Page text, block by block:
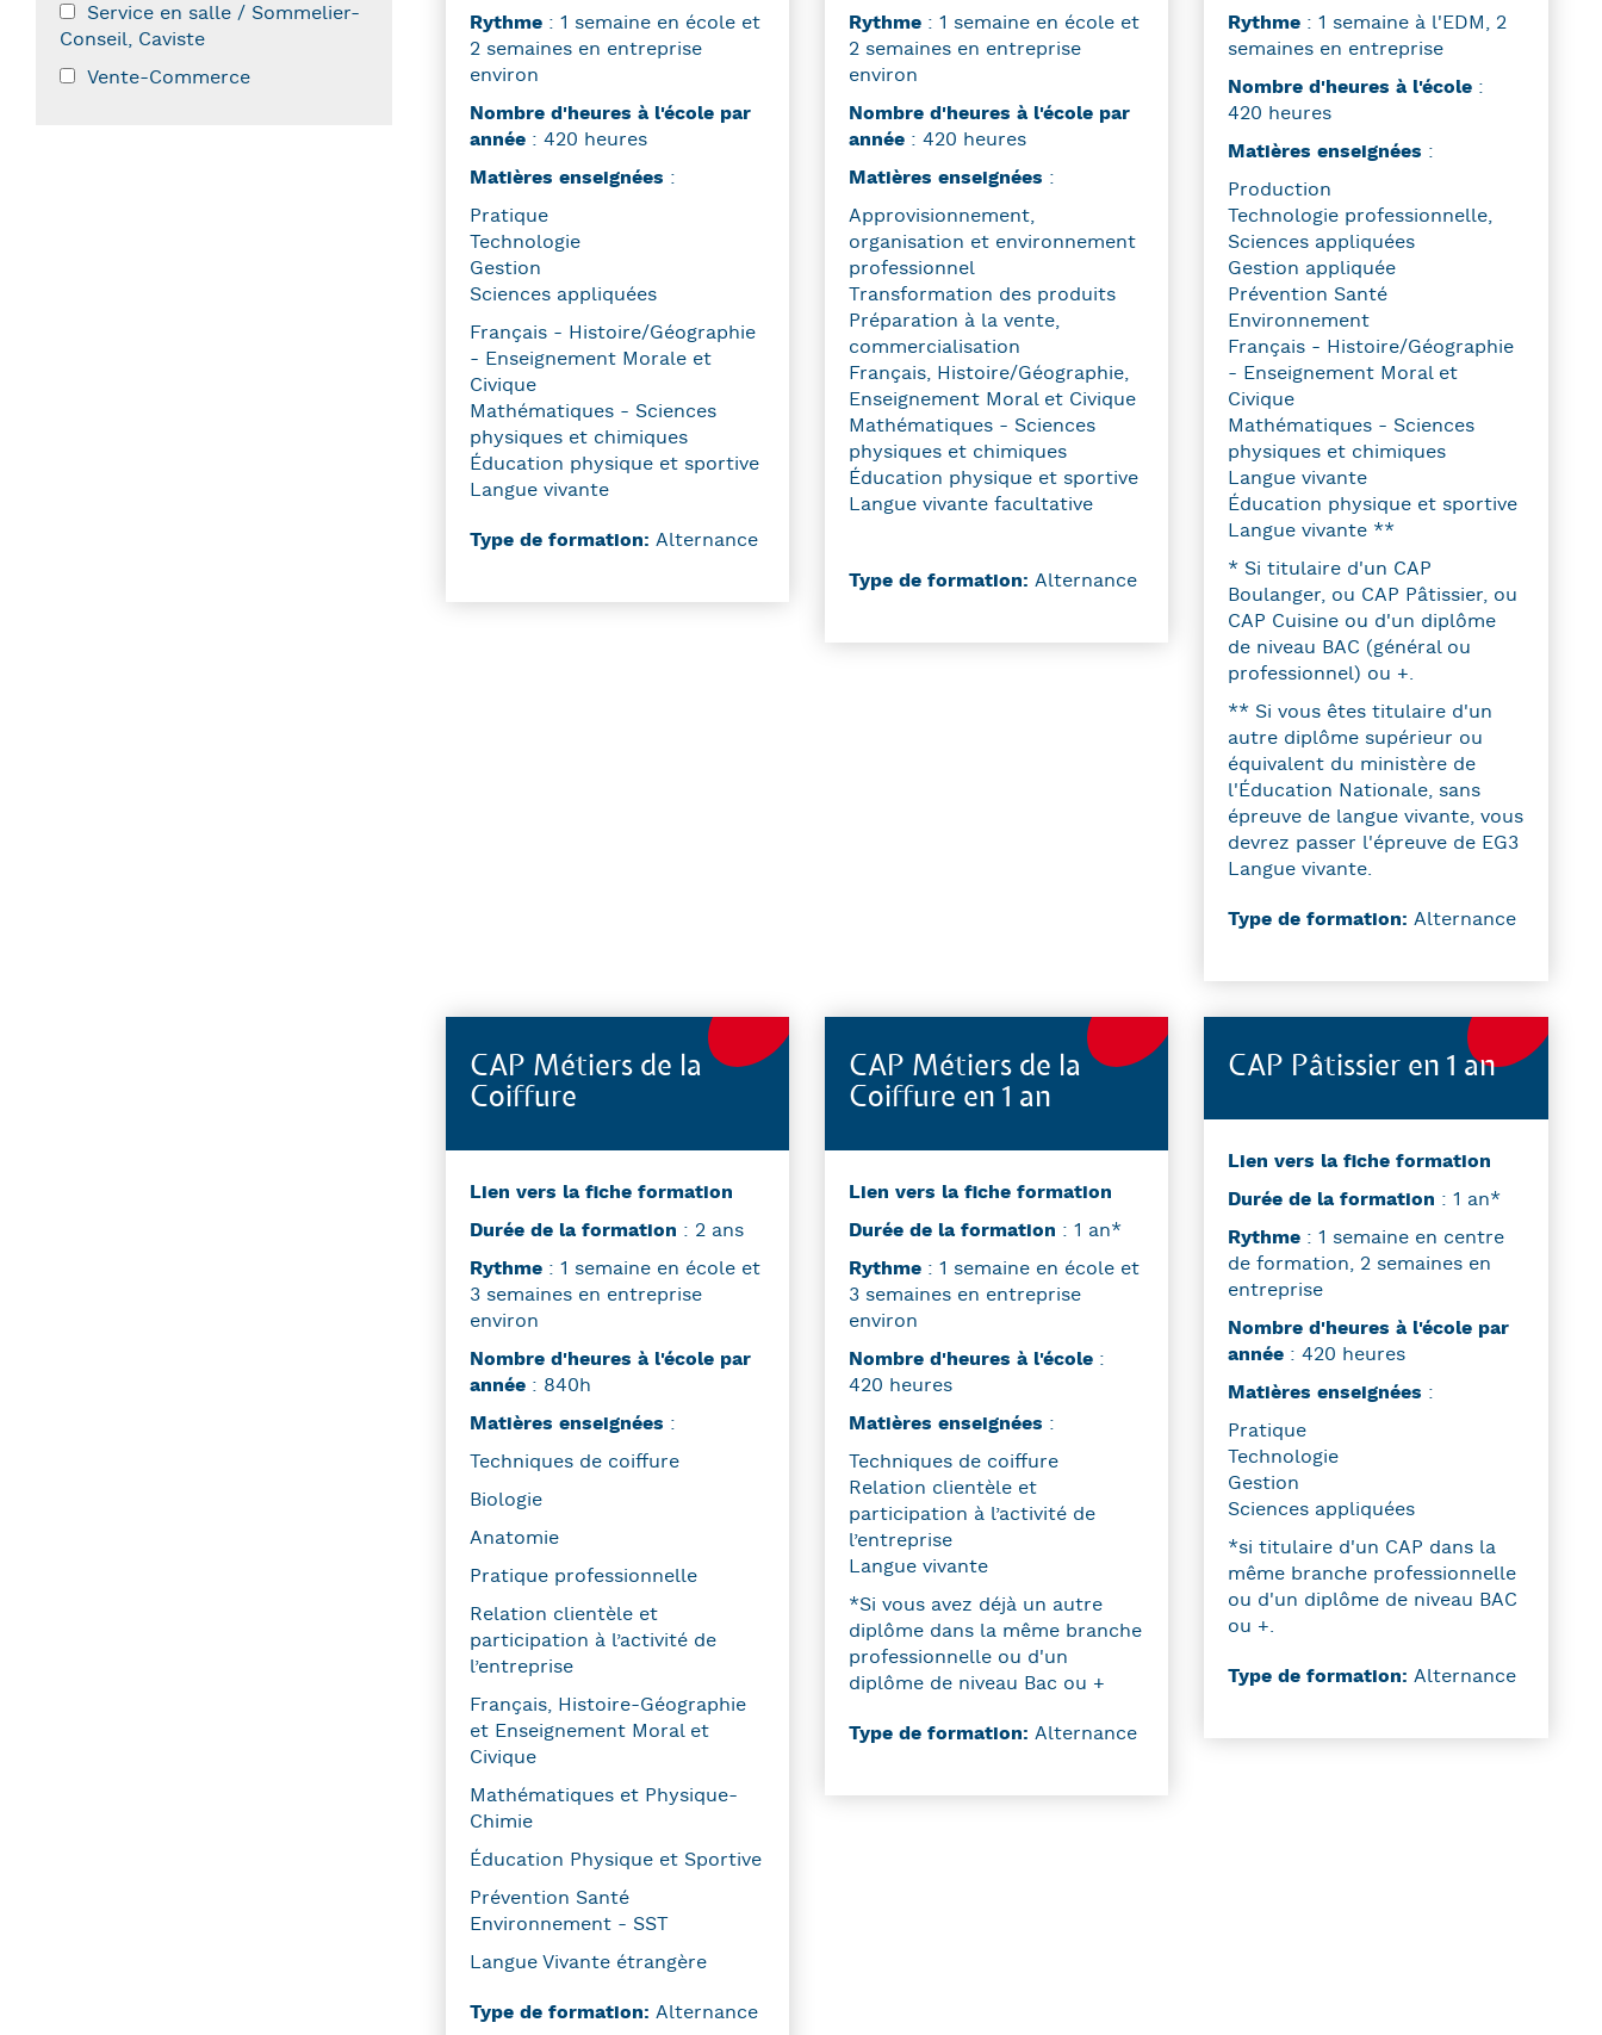
Service en salle / Sommelier-
Conseil, Caviste
Vente-Commerce
Rythme : 1 semaine en école et
2 semaines en entreprise
environ
Nombre d'heures à l'école par
année: 420 heures
Matières enseignées :
Pratique
Technologie
Gestion
Sciences appliquées
Français - Histoire/Géographie
- Enseignement Morale et
Civique
Mathématiques - Sciences
physiques et chimiques
Éducation physique et sportive
Langue vivante
Type de formation: Alternance
Rythme : 1 semaine en école et
2 semaines en entreprise
environ
Nombre d'heures à l'école par
année: 420 heures
Matières enseignées :
Approvisionnement,
organisation et environnement
professionnel
Transformation des produits
Préparation à la vente,
commercialisation
Français, Histoire/Géographie,
Enseignement Moral et Civique
Mathématiques - Sciences
physiques et chimiques
Éducation physique et sportive
Langue vivante facultative
Type de formation: Alternance
Rythme : 1 semaine à l'EDM, 2
semaines en entreprise
Nombre d'heures à l'école :
420 heures
Matières enseignées :
Production
Technologie professionnelle,
Sciences appliquées
Gestion appliquée
Prévention Santé
Environnement
Français - Histoire/Géographie
- Enseignement Moral et
Civique
Mathématiques - Sciences
physiques et chimiques
Langue vivante
Éducation physique et sportive
Langue vivante **
* Si titulaire d'un CAP
Boulanger, ou CAP Pâtissier, ou
CAP Cuisine ou d'un diplôme
de niveau BAC (général ou
professionnel) ou +.
** Si vous êtes titulaire d'un
autre diplôme supérieur ou
équivalent du ministère de
l'Éducation Nationale, sans
épreuve de langue vivante, vous
devrez passer l'épreuve de EG3
Langue vivante.
Type de formation:Alternance
CAP Métiers de la
Coiffure
Lien vers la fiche formation
Durée de la formation : 2 ans
Rythme : 1 semaine en école et
3 semaines en entreprise
environ
Nombre d'heures à l'école par
année: 840h
Matières enseignées :
Techniques de coiffure
Biologie
Anatomie
Pratique professionnelle
Relation clientèle et
participation à l’activité de
l’entreprise
Français, Histoire-Géographie
et Enseignement Moral et
Civique
Mathématiques et Physique-
Chimie
Éducation Physique et Sportive
Prévention Santé
Environnement - SST
Langue Vivante étrangère
Type de formation: Alternance
CAP Métiers de la
Coiffure en 1 an
Lien vers la fiche formation
Durée de la formation : 1 an*
Rythme : 1 semaine en école et
3 semaines en entreprise
environ
Nombre d'heures à l'école :
420 heures
Matières enseignées :
Techniques de coiffure
Relation clientèle et
participation à l’activité de
l’entreprise
Langue vivante
*Si vous avez déjà un autre
diplôme dans la même branche
professionnelle ou d'un
diplôme de niveau Bac ou +
Type de formation: Alternance
CAP Pâtissier en 1 an
Lien vers la fiche formation
Durée de la formation : 1 an*
Rythme : 1 semaine en centre
de formation, 2 semaines en
entreprise
Nombre d'heures à l'école par
année : 420 heures
Matières enseignées :
Pratique
Technologie
Gestion
Sciences appliquées
*si titulaire d'un CAP dans la
même branche professionnelle
ou d'un diplôme de niveau BAC
ou +.
Type de formation:Alternance